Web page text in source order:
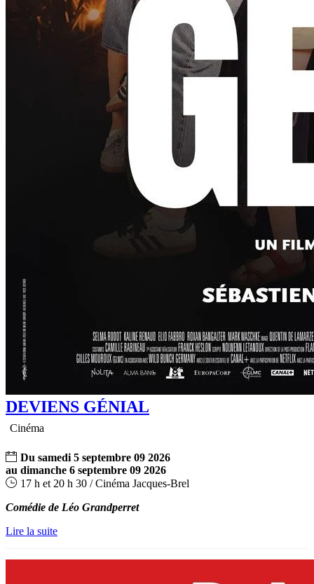
DEVIENS GÉNIAL
Cinéma
Du samedi 5 septembre 09 2026
au dimanche 6 septembre 09 2026
17 h et 20 h 30 / Cinéma Jacques-Brel
Comédie de Léo Grandperret
Lire la suite